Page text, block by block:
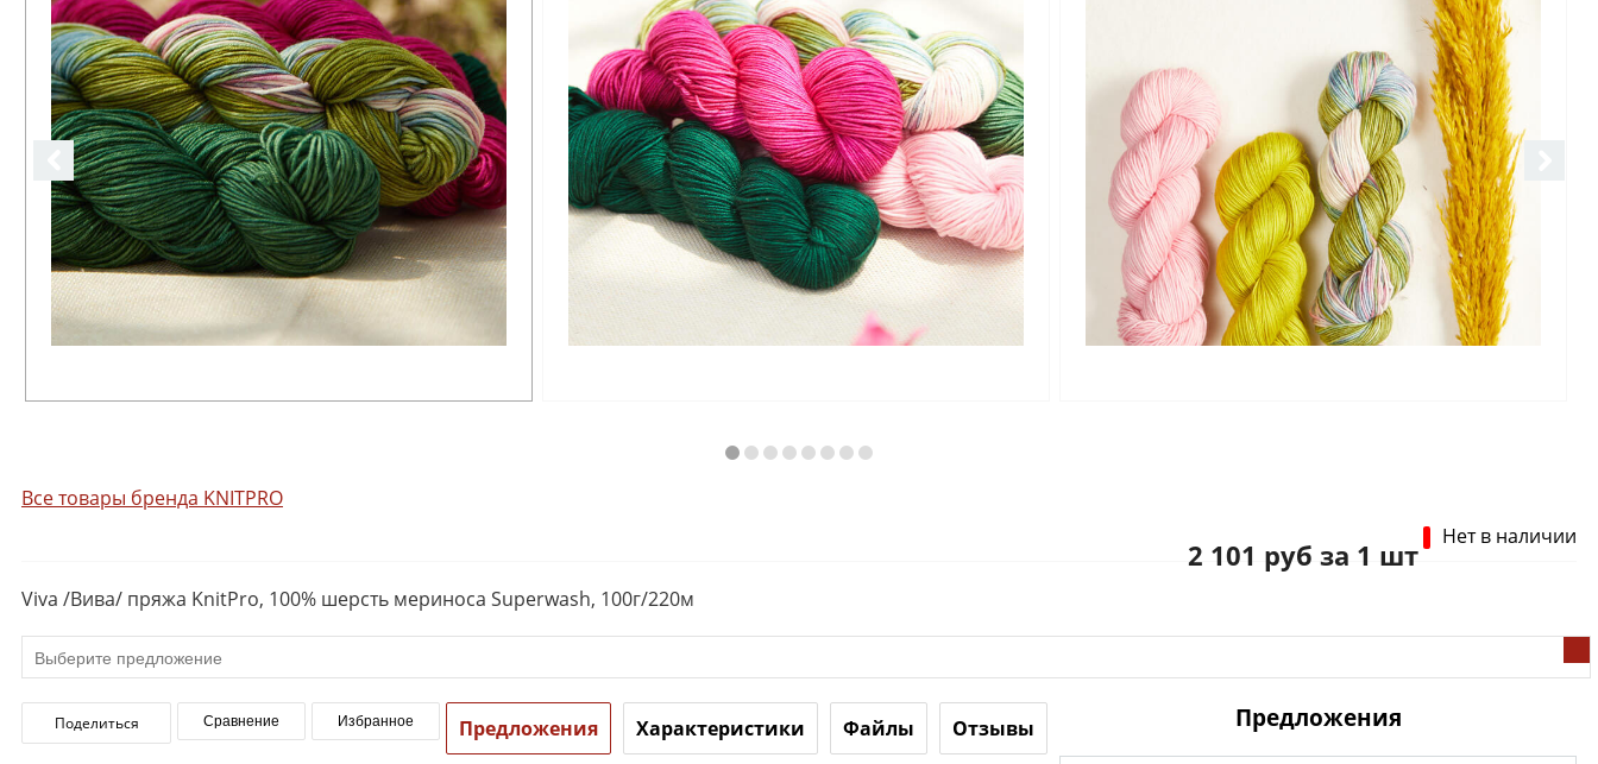
Все товары бренда KNITPRO
Нет в наличии
2 101 руб за 1 шт
Viva /Вива/ пряжа KnitPro, 100% шерсть мериноса Superwash, 100г/220м
Поделиться Сравнение Избранное Предложения Характеристики Файлы Отзывы Предложения